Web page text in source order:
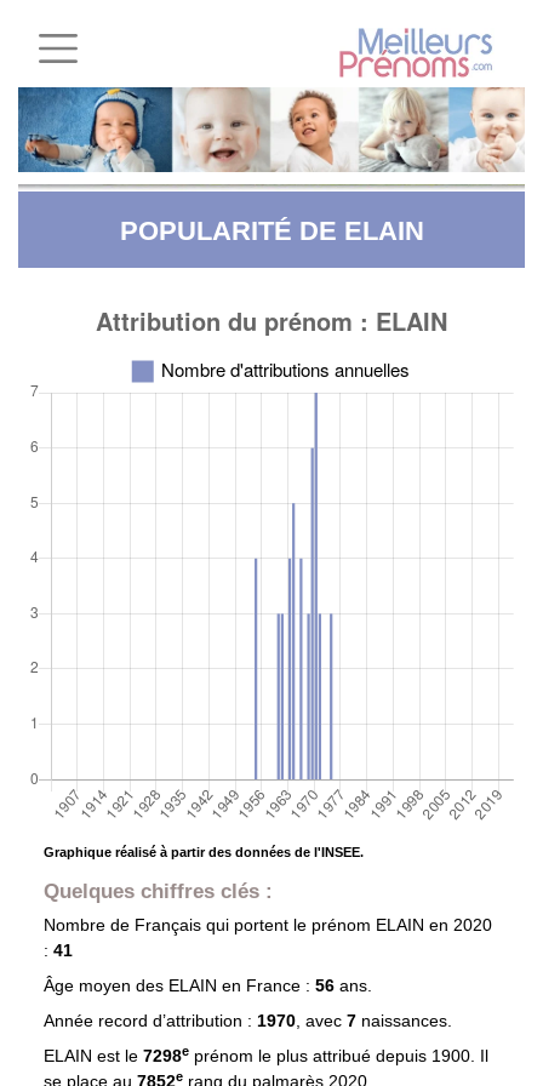
POPULARITÉ DE ELAIN
Graphique réalisé à partir des données de l'INSEE.
Quelques chiffres clés :
Nombre de Français qui portent le prénom ELAIN en 2020
: 41
Âge moyen des ELAIN en France : 56 ans.
Année record d’attribution : 1970, avec 7 naissances.
ELAIN est le 7298eprénom le plus attribué depuis 1900. Il
se place au 7852e rang du palmarès 2020.